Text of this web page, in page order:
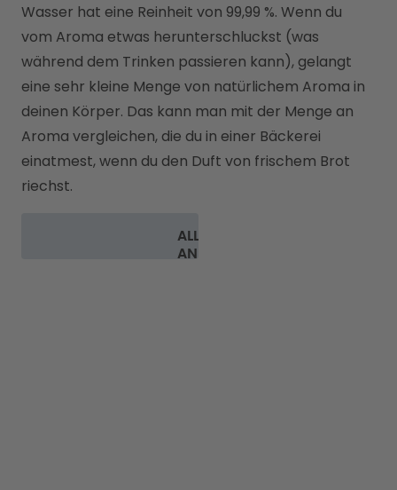
Wasser hat eine Reinheit von 99,99 %. Wenn du
vom Aroma etwas herunterschluckst (was
während dem Trinken passieren kann), gelangt
eine sehr kleine Menge von natürlichem Aroma in
deinen Körper. Das kann man mit der Menge an
Aroma vergleichen, die du in einer Bäckerei
einatmest, wenn du den Duft von frischem Brot
riechst.
ALLE FAQ
ANSEHEN